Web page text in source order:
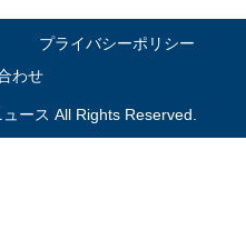
プライバシーポリシー
わせ
ース All Rights Reserved.